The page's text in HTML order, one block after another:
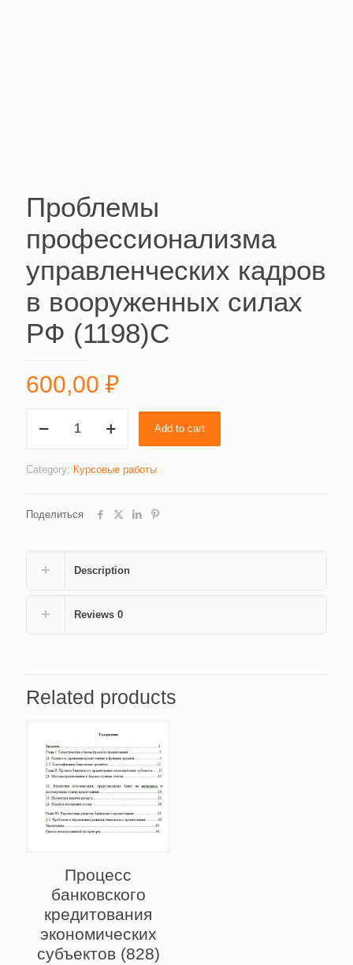
Проблемы
профессионализма
управленческих кадров
в вооруженных силах
РФ (1198)С
600,00 ₽
профессионализма
кадров
силах
quantity
Add to cart
Category: Курсовые работы
Поделиться
Description
Reviews 0
Related products
Процесс
банковского
кредитования
экономических
субъектов (828)